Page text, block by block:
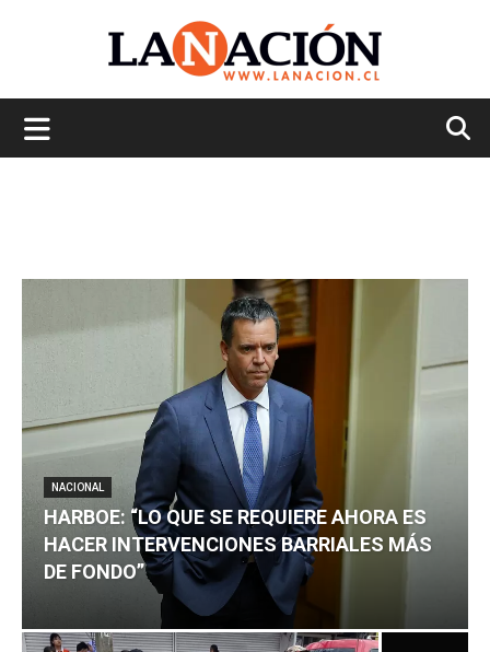
NACIONAL
HARBOE: “LO QUE SE REQUIERE AHORA ES
HACER INTERVENCIONES BARRIALES MÁS
DE FONDO”